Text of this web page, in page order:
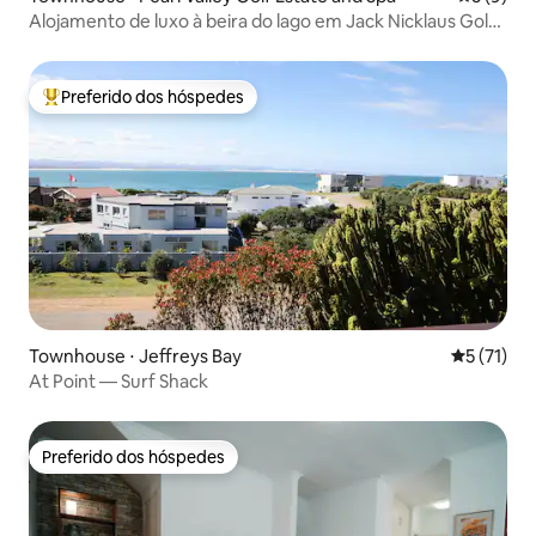
Alojamento de luxo à beira do lago em Jack Nicklaus Golf
Entre os melhores preferidos dos hóspedes
Preferido dos hóspedes
Townhouse ⋅ Jeffreys Bay 5 de uma
5 (71)
At Point — Surf Shack
Preferido dos hóspedes
Preferido dos hóspedes